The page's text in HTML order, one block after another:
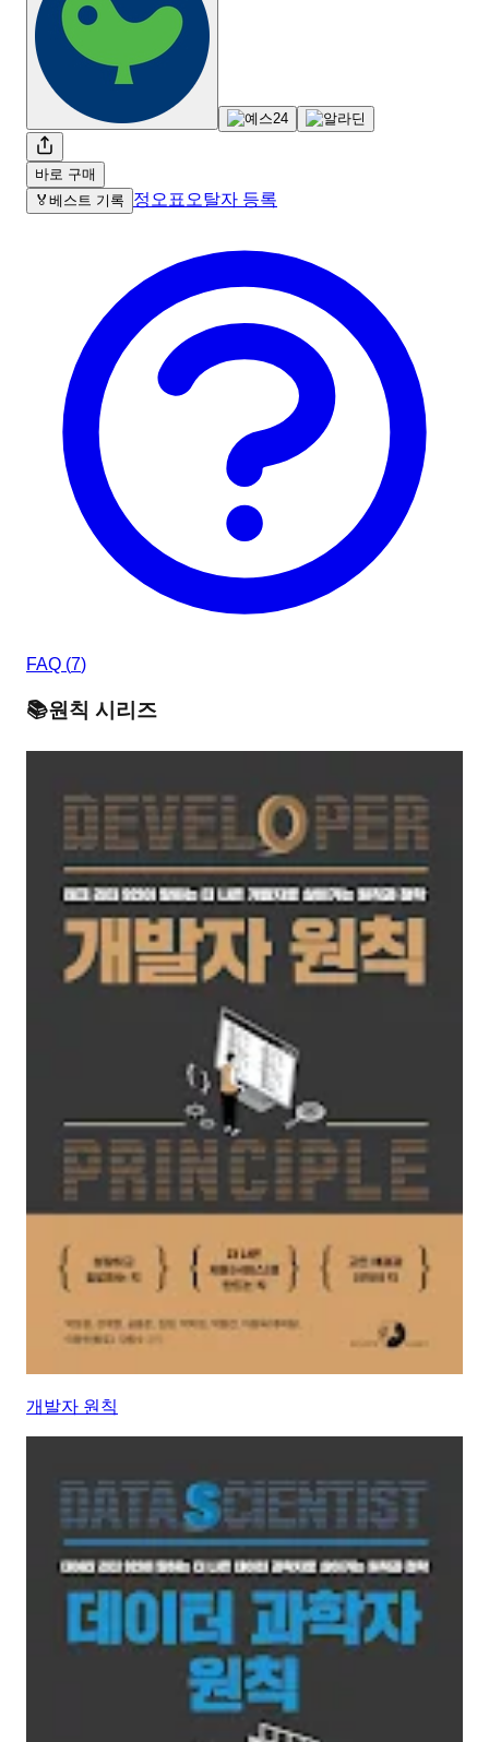
바로 구매
🏅 베스트 기록 정오표 오탈자 등록
FAQ (7)
📚원칙 시리즈
개발자 원칙